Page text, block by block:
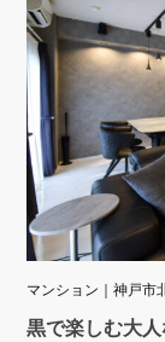
マンション｜神戸市
黒で楽しむ大人